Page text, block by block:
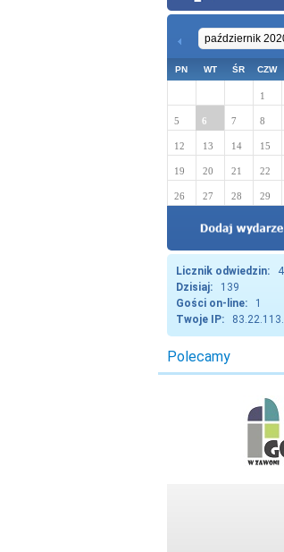
PN WT ŚR CZW
1
5 6 7 8
12 13 14 15
19 20 21 22
26 27 28 29
Licznik odwiedzin:
Dzisiaj:
139
Gości on-line:
1
Twoje IP: